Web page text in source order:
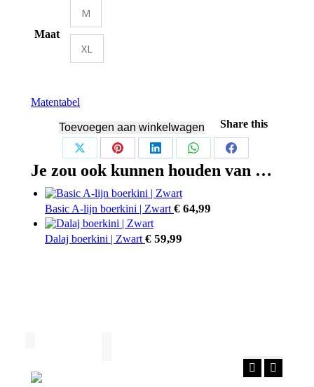
Maat
M
XL
Matentabel
Toevoegen aan winkelwagen Share this
Share
on
X
Share
on
Pinterest
Share
on
LinkedIn
Share
on
Share
on
Je zou ook kunnen houden van …
Basic A-lijn boerkini | Zwart € 64,99
Dalaj boerkini | Zwart € 59,99
Facebook